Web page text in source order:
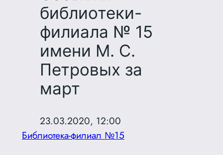
библиотеки-
филиала № 15
имени М. С.
Петровых за
март
23.03.2020, 12:00
Библиотека-филиал №15